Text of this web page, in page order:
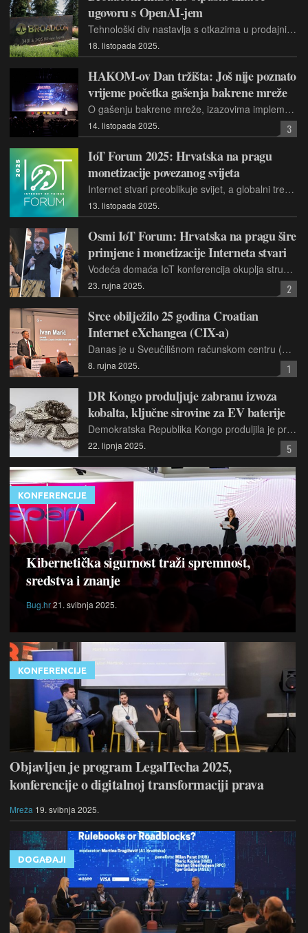
ugovoru s OpenAI-jem
Tehnološki div nastavlja s otkazima u prodajnim odjelima nakon akvizicije VMwarea, unatoč snažnom rastu potaknutom poslovima u sektoru umjetne inteligencije i nedavno sklopljenom poslu
18. listopada 2025.
HAKOM-ov Dan tržišta: Još nije poznato
vrijeme početka gašenja bakrene mreže
O gašenju bakrene mreže, izazovima implementacije NIS2 direktive, utjecaju razvoja novog regulatornog okvira na hrvatsko tržište i nalazima i preporukama Europske komisije govorilo se na konferenciji održanoj u organizaciji HAKOM-a
14. listopada 2025. 3
IoT Forum 2025: Hrvatska na pragu
monetizacije povezanog svijeta
Internet stvari preoblikuje svijet, a globalni trendovi poput integracije s umjetnom inteligencijom i Edge računarstva diktiraju tempo. Saznajte što nas čeka na osmom IoT Forumu 16. listopada u Zagrebu
13. listopada 2025.
Osmi IoT Forum: Hrvatska na pragu šire
primjene i monetizacije Interneta stvari
Vodeća domaća IoT konferencija okuplja stručnjake na svojem već osmom izdanju, s temama od praćenja kvalitete zraka u školama do etičkih dilema umjetne inteligencije i pravnih okvira
23. rujna 2025. 2
Srce obilježilo 25 godina Croatian
Internet eXchangea (CIX-a)
Danas je u Sveučilišnom računskom centru (Srcu) održana proslava 25 godina Hrvatskog središta za razmjenu internetskog prometa (Croatian Internet eXchange, CIX-a)
8. rujna 2025. 1
DR Kongo produljuje zabranu izvoza
kobalta, ključne sirovine za EV baterije
Demokratska Republika Kongo produljila je privremenu zabranu izvoza kobalta za dodatna tri mjeseca s ciljem suzbijanja prekomjerne ponude na globalnom tržištu i stabilizacije cijena metala ključnog za baterije
22. lipnja 2025. 5
KONFERENCIJE
Kibernetička sigurnost traži spremnost,
sredstva i znanje
Bug.hr21. svibnja 2025.
KONFERENCIJE
Objavljen je program LegalTecha 2025,
konferencije o digitalnoj transformaciji prava
Mreža 19. svibnja 2025.
DOGAĐAJI